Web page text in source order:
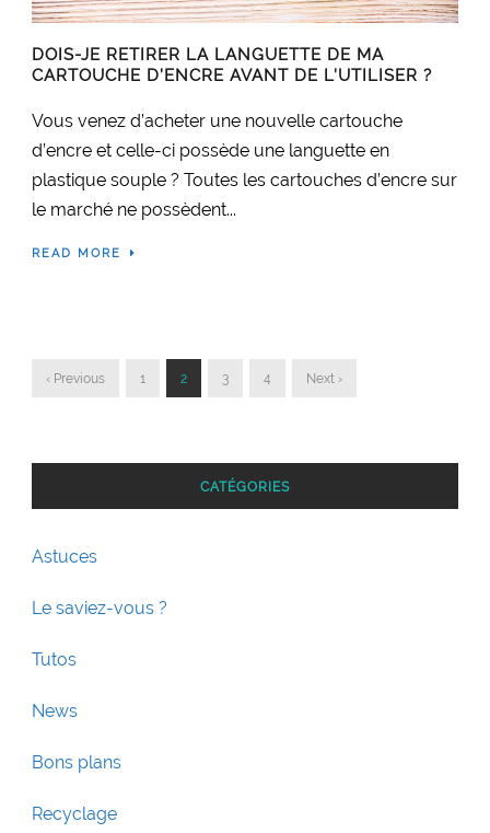
DOIS-JE RETIRER LA LANGUETTE DE MA
CARTOUCHE D’ENCRE AVANT DE L’UTILISER ?
Vous venez d’acheter une nouvelle cartouche
d’encre et celle-ci possède une languette en
plastique souple ? Toutes les cartouches d’encre sur
le marché ne possèdent...
READ MORE
‹ Previous 1 2 3 4 Next ›
CATÉGORIES
Astuces
Le saviez-vous ?
Tutos
News
Bons plans
Recyclage